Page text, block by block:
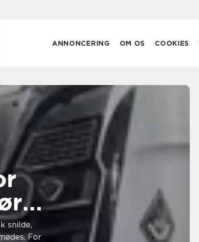
ANNONCERING OM OS COOKIES
snilde,
For